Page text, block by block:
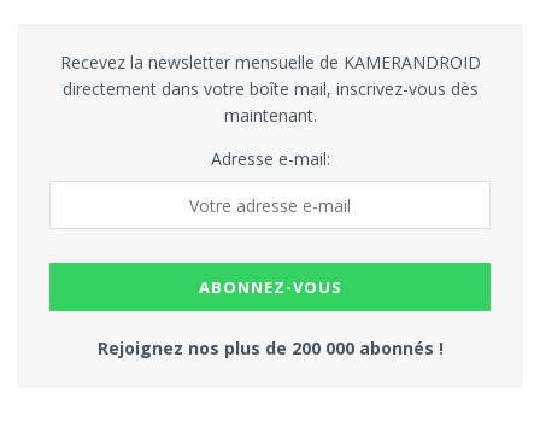
Recevez la newsletter mensuelle de KAMERANDROID
directement dans votre boîte mail, inscrivez-vous dès
maintenant.
Adresse e-mail:
Rejoignez nos plus de 200 000 abonnés !